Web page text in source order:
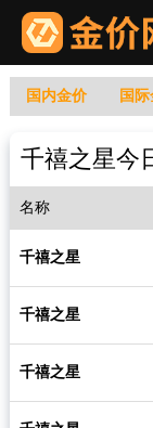
国内金价 国
千禧之星今
名称
千禧之星
千禧之星
千禧之星